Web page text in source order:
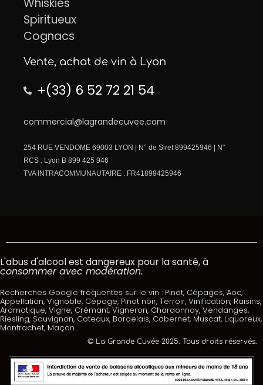
Whiskies
Spiritueux
Cognacs
Vente, achat de vin à Lyon
+(33) 6 52 72 21 54
commercial@lagrandecuvee.com
254 RUE VENDOME 69003 LYON | N° de Siret 899425946 | N°
RCS : Lyon B 899 425 946
TVA INTRACOMMUNAUTAIRE : FR41899425946
L'abus d'alcool est dangereux pour la santé, à
consommer avec modération.
Recherches Google fréquentes sur le vin : Pinot, Cépages, Aoc,
Appellation, Vignoble, Cépage, Pinot noir, Terroir, Vinification, Raisins,
Aromatique, Vigne, Crémant, Vigneron, Chardonnay, Vendanges,
Riesling, Sauvignon, Coteaux, Bordelais, Cabernet, Muscat, Liquoreux,
Montrachet, Maçon...
© La Grande Cuvée 2025. Tous droits réservés.